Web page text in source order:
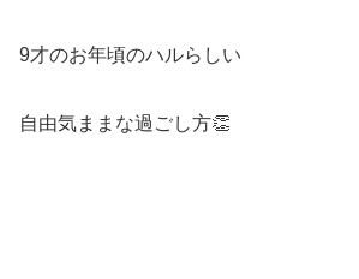
9才のお年頃のハルらしい
自由気ままな過ごし方👏